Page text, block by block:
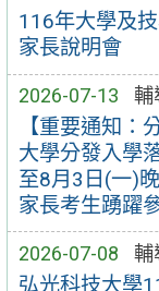
116年大學及
家長說明會
2026-07-13 輔
【重要通知：
大學分發入學
至8月3日(一)
家長考生踴躍
2026-07-08 輔
弘光科技大學